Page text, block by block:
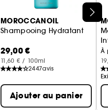
MOROCCANOIL
Shampooing Hydratant
29,00 €
11,60 € / 100ml
2447avis
Ajouter au panier
À